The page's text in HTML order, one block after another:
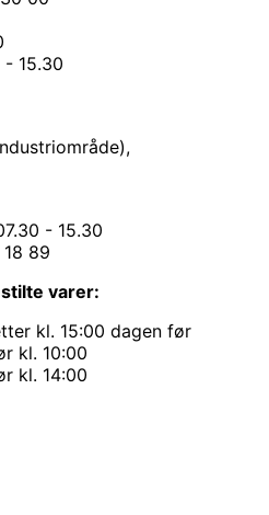
- 15.30
- 15.30
89
varer:
kl. 15:00 dagen før
kl. 10:00
kl. 14:00